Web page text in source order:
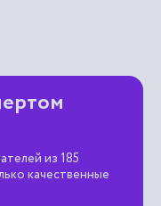
из 185
качественные